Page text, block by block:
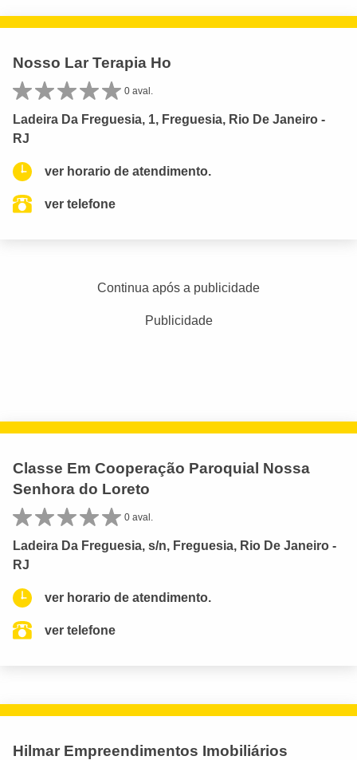
Nosso Lar Terapia Ho
0 aval.
Ladeira Da Freguesia, 1, Freguesia, Rio De Janeiro -
RJ
ver horario de atendimento.
ver telefone
Continua após a publicidade
Publicidade
Classe Em Cooperação Paroquial Nossa
Senhora do Loreto
0 aval.
Ladeira Da Freguesia, s/n, Freguesia, Rio De Janeiro -
RJ
ver horario de atendimento.
ver telefone
Hilmar Empreendimentos Imobiliários